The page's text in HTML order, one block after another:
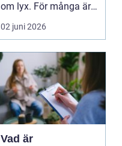
om lyx. För många är
det ett sätt att h...
02 juni 2026
Vad är